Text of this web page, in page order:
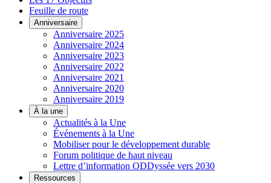
Feuille de route
Anniversaire
Anniversaire 2025
Anniversaire 2024
Anniversaire 2023
Anniversaire 2022
Anniversaire 2021
Anniversaire 2020
Anniversaire 2019
À la une
Actualités à la Une
Événements à la Une
Mobiliser pour le développement durable
Forum politique de haut niveau
Lettre d’information ODDyssée vers 2030
Ressources